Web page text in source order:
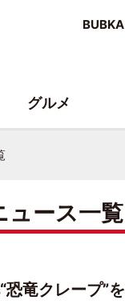
ース一覧
竜クレープ”
グルメ